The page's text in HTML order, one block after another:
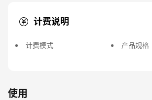
计费说明
计费模式 产品规格
使用